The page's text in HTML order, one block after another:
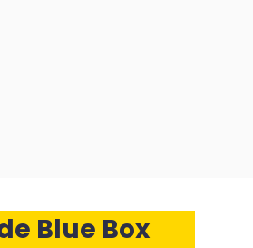
Blue Box